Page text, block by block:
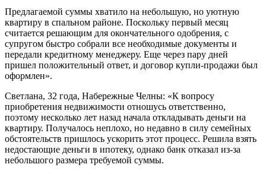
Предлагаемой суммы хватило на небольшую, но уютную
квартиру в спальном районе. Поскольку первый месяц
считается решающим для окончательного одобрения, с
супругом быстро собрали все необходимые документы и
передали кредитному менеджеру. Еще через пару дней
пришел положительный ответ, и договор купли-продажи был
оформлен».
Светлана, 32 года, Набережные Челны: «К вопросу
приобретения недвижимости отношусь ответственно,
поэтому несколько лет назад начала откладывать деньги на
квартиру. Получалось неплохо, но недавно в силу семейных
обстоятельств пришлось ускорить этот процесс. Решила взять
недостающие деньги в ипотеку, однако банк отказал из-за
небольшого размера требуемой суммы.